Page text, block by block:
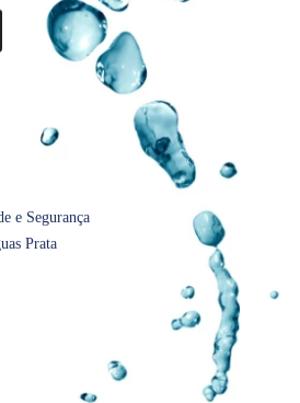
e Segurança
Prata